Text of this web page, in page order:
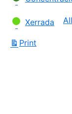
Xerrada
Print